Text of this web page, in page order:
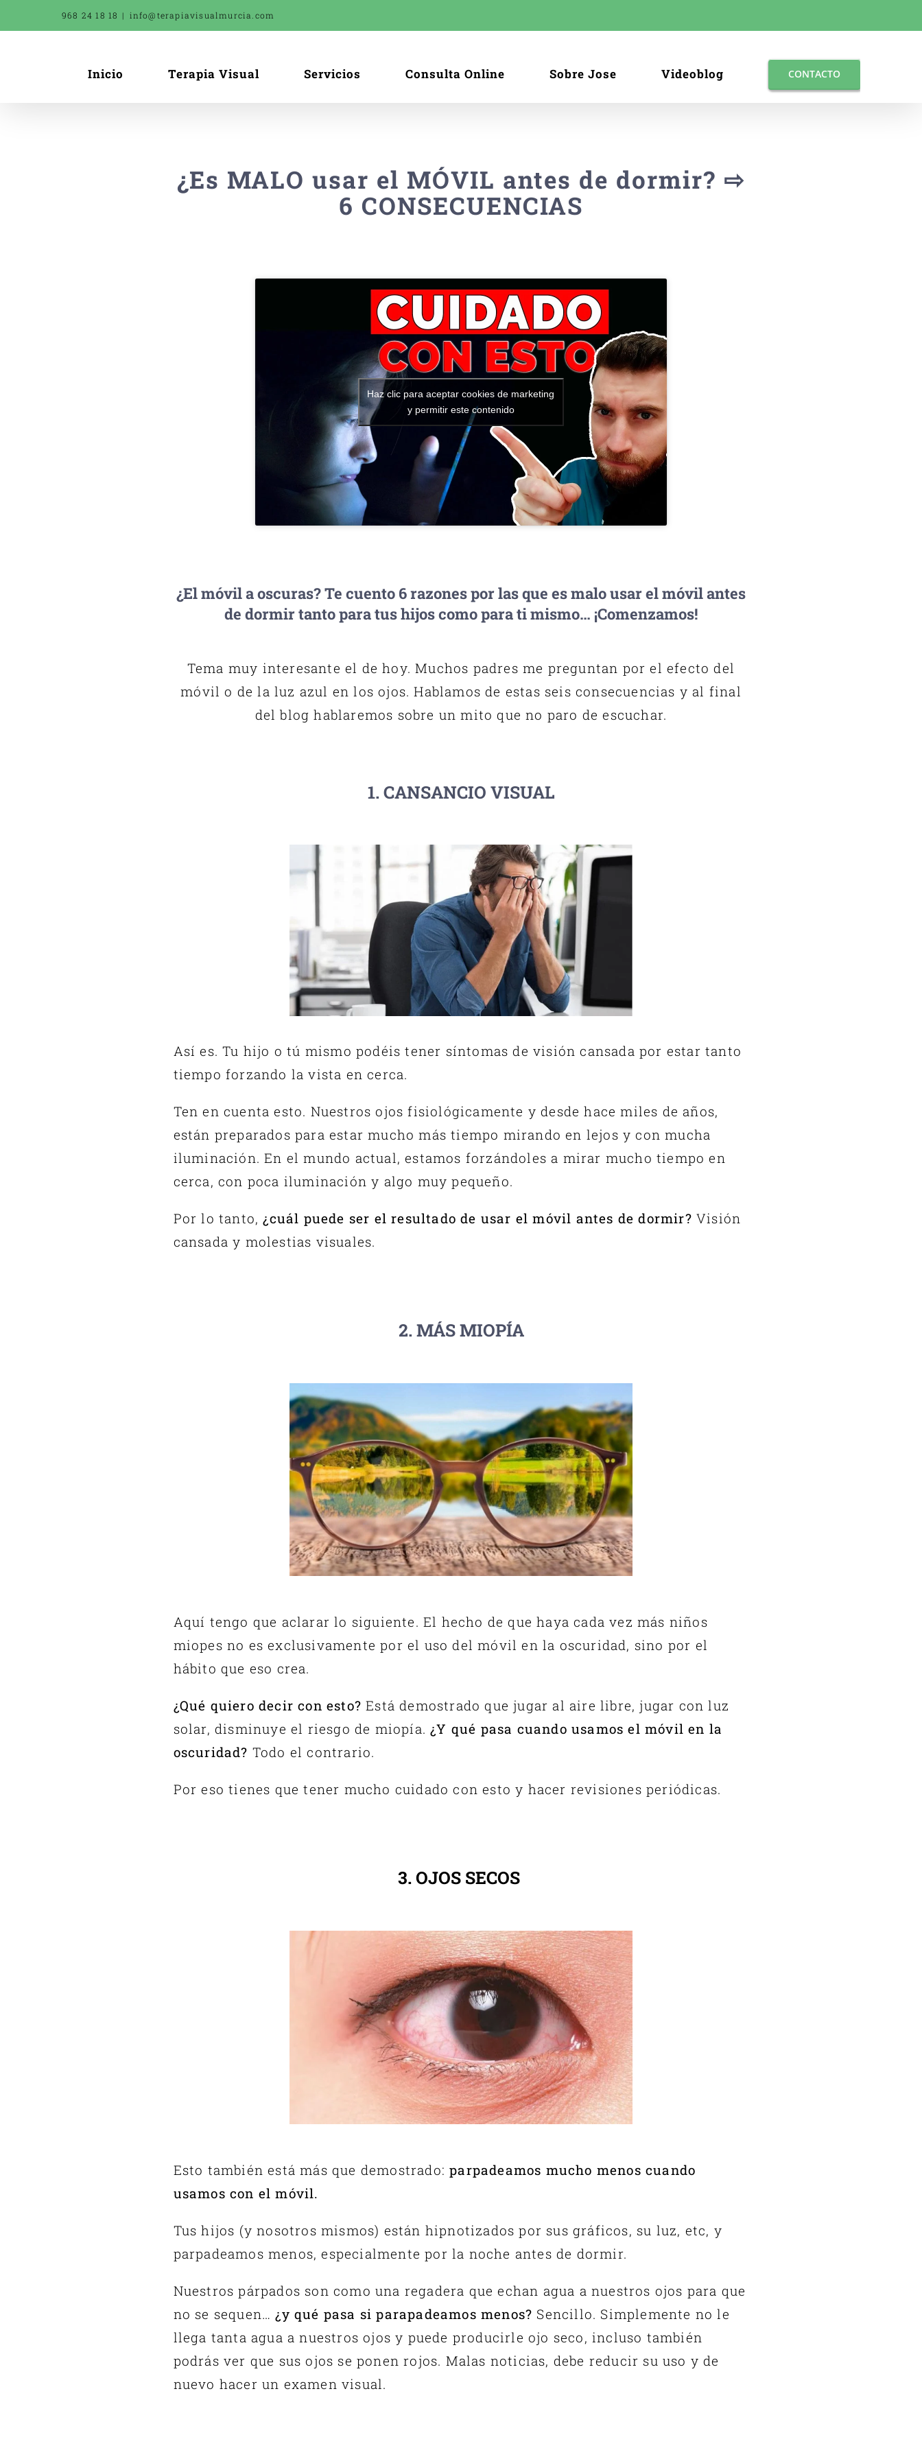
al
968 24 18 18 | info@terapiavisualmurcia.com
Inicio Terapia Visual Servicios Consulta Online Sobre Jose Videoblog CONTACTO
¿Es MALO usar el MÓVIL antes de dormir? ⇨
6 CONSECUENCIAS
Haz clic para aceptar cookies de marketing
y permitir este contenido
¿El móvil a oscuras? Te cuento 6 razones por las que es malo usar el móvil antes
de dormir tanto para tus hijos como para ti mismo… ¡Comenzamos!
Tema muy interesante el de hoy. Muchos padres me preguntan por el efecto del
móvil o de la luz azul en los ojos. Hablamos de estas seis consecuencias y al final
del blog hablaremos sobre un mito que no paro de escuchar.
1. CANSANCIO VISUAL
Así es. Tu hijo o tú mismo podéis tener síntomas de visión cansada por estar tanto
tiempo forzando la vista en cerca.
Ten en cuenta esto. Nuestros ojos fisiológicamente y desde hace miles de años,
están preparados para estar mucho más tiempo mirando en lejos y con mucha
iluminación. En el mundo actual, estamos forzándoles a mirar mucho tiempo en
cerca, con poca iluminación y algo muy pequeño.
Por lo tanto,¿cuál puede ser el resultado de usar el móvil antes de dormir? Visión
cansada y molestias visuales.
2. MÁS MIOPÍA
Aquí tengo que aclarar lo siguiente. El hecho de que haya cada vez más niños
miopes no es exclusivamente por el uso del móvil en la oscuridad, sino por el
hábito que eso crea.
¿Qué quiero decir con esto? Está demostrado que jugar al aire libre, jugar con luz
solar, disminuye el riesgo de miopía.¿Y qué pasa cuando usamos el móvil en la
oscuridad? Todo el contrario.
Por eso tienes que tener mucho cuidado con esto y hacer revisiones periódicas.
3. OJOS SECOS
Esto también está más que demostrado:parpadeamos mucho menos cuando
usamos con el móvil.
Tus hijos (y nosotros mismos) están hipnotizados por sus gráficos, su luz, etc, y
parpadeamos menos, especialmente por la noche antes de dormir.
Nuestros párpados son como una regadera que echan agua a nuestros ojos para que
no se sequen…¿y qué pasa si parapadeamos menos? Sencillo. Simplemente no le
llega tanta agua a nuestros ojos y puede producirle ojo seco, incluso también
podrás ver que sus ojos se ponen rojos. Malas noticias, debe reducir su uso y de
nuevo hacer un examen visual.